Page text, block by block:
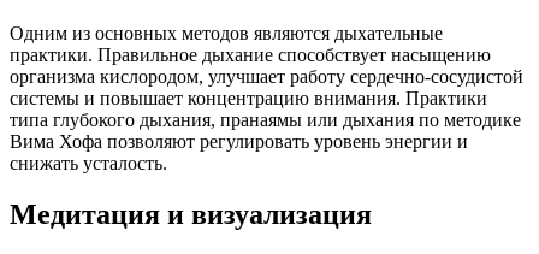
Одним из основных методов являются дыхательные
практики. Правильное дыхание способствует насыщению
организма кислородом, улучшает работу сердечно-сосудистой
системы и повышает концентрацию внимания. Практики
типа глубокого дыхания, пранаямы или дыхания по методике
Вима Хофа позволяют регулировать уровень энергии и
снижать усталость.
Медитация и визуализация